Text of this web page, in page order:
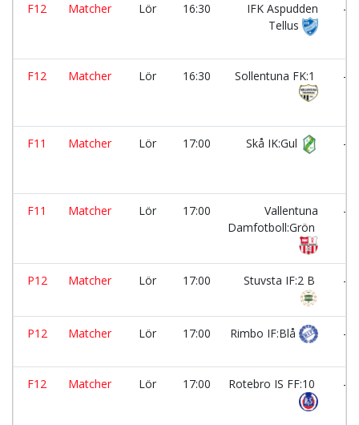
F12 Matcher Lör 16:30
IFK Aspudden
Tellus
-
F12 Matcher Lör 16:30 Sollentuna FK:1 -
F11 Matcher Lör 17:00 Skå IK:Gul -
F11 Matcher Lör 17:00
Vallentuna
Damfotboll:Grön
-
P12 Matcher Lör 17:00 Stuvsta IF:2 B -
P12 Matcher Lör 17:00 Rimbo IF:Blå -
F12 Matcher Lör 17:00 Rotebro IS FF:10 -